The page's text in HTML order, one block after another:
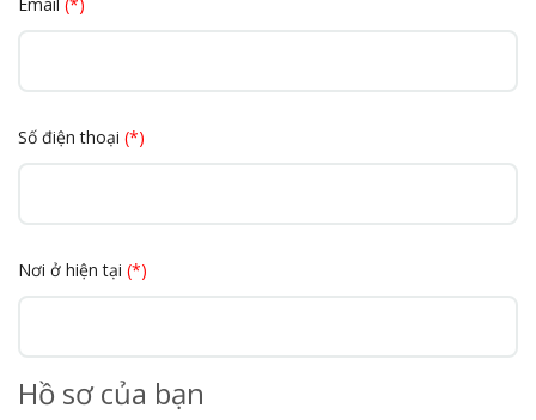
Số điện thoại (*)
Nơi ở hiện tại (*)
Hồ sơ của bạn